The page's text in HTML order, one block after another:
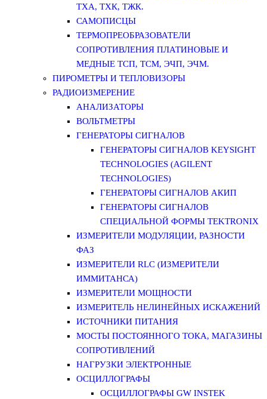
ТХА, ТХК, ТЖК.
САМОПИСЦЫ
ТЕРМОПРЕОБРАЗОВАТЕЛИ
СОПРОТИВЛЕНИЯ ПЛАТИНОВЫЕ И
МЕДНЫЕ ТСП, ТСМ, ЭЧП, ЭЧМ.
ПИРОМЕТРЫ И ТЕПЛОВИЗОРЫ
РАДИОИЗМЕРЕНИЕ
АНАЛИЗАТОРЫ
ВОЛЬТМЕТРЫ
ГЕНЕРАТОРЫ СИГНАЛОВ
ГЕНЕРАТОРЫ СИГНАЛОВ KEYSIGHT
TECHNOLOGIES (AGILENT
TECHNOLOGIES)
ГЕНЕРАТОРЫ СИГНАЛОВ АКИП
ГЕНЕРАТОРЫ СИГНАЛОВ
СПЕЦИАЛЬНОЙ ФОРМЫ TEKTRONIX
ИЗМЕРИТЕЛИ МОДУЛЯЦИИ, РАЗНОСТИ
ФАЗ
ИЗМЕРИТЕЛИ RLC (ИЗМЕРИТЕЛИ
ИММИТАНСА)
ИЗМЕРИТЕЛИ МОЩНОСТИ
ИЗМЕРИТЕЛЬ НЕЛИНЕЙНЫХ ИСКАЖЕНИЙ
ИСТОЧНИКИ ПИТАНИЯ
МОСТЫ ПОСТОЯННОГО ТОКА, МАГАЗИНЫ
СОПРОТИВЛЕНИЙ
НАГРУЗКИ ЭЛЕКТРОННЫЕ
ОСЦИЛЛОГРАФЫ
ОСЦИЛЛОГРАФЫ GW INSTEK